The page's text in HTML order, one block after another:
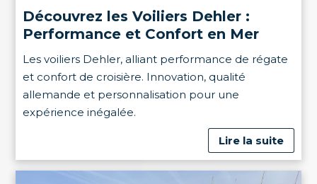
Découvrez les Voiliers Dehler :
Performance et Confort en Mer
Les voiliers Dehler, alliant performance de régate
et confort de croisière. Innovation, qualité
allemande et personnalisation pour une
expérience inégalée.
Lire la suite